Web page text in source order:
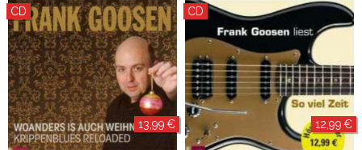
CD
13,99 €
CD
12,99 €